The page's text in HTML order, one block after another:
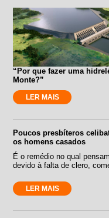
“Por que fazer uma
Monte?”
LER MAIS
Poucos presbíteros
os homens casados
É o remédio no qual
devido à falta de clero,
LER MAIS